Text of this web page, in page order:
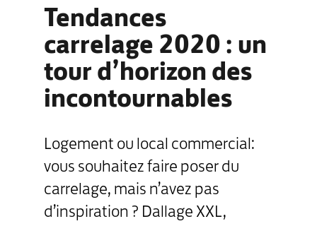
Tendances
carrelage 2020 : un
tour d’horizon des
incontournables
Logement ou local commercial:
vous souhaitez faire poser du
carrelage, mais n’avez pas
d’inspiration ? Dallage XXL,